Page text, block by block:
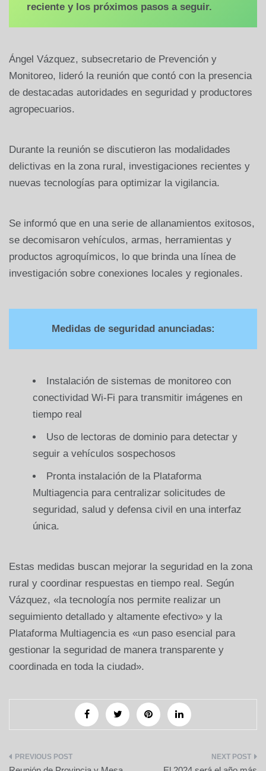
reciente y los próximos pasos a seguir.
Ángel Vázquez, subsecretario de Prevención y
Monitoreo, lideró la reunión que contó con la presencia
de destacadas autoridades en seguridad y productores
agropecuarios.
Durante la reunión se discutieron las modalidades
delictivas en la zona rural, investigaciones recientes y
nuevas tecnologías para optimizar la vigilancia.
Se informó que en una serie de allanamientos exitosos,
se decomisaron vehículos, armas, herramientas y
productos agroquímicos, lo que brinda una línea de
investigación sobre conexiones locales y regionales.
Medidas de seguridad anunciadas:
Instalación de sistemas de monitoreo con
conectividad Wi-Fi para transmitir imágenes en
tiempo real
Uso de lectoras de dominio para detectar y
seguir a vehículos sospechosos
Pronta instalación de la Plataforma
Multiagencia para centralizar solicitudes de
seguridad, salud y defensa civil en una interfaz
única.
Estas medidas buscan mejorar la seguridad en la zona
rural y coordinar respuestas en tiempo real. Según
Vázquez, «la tecnología nos permite realizar un
seguimiento detallado y altamente efectivo» y la
Plataforma Multiagencia es «un paso esencial para
gestionar la seguridad de manera transparente y
coordinada en toda la ciudad».
Navegación